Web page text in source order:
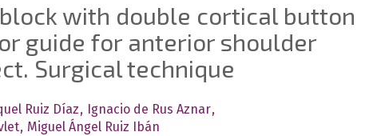
with double cortical button
guide for anterior shoulder
Surgical technique
Ruiz Díaz
Ignacio de Rus Aznar
Miguel Ángel Ruiz Ibán